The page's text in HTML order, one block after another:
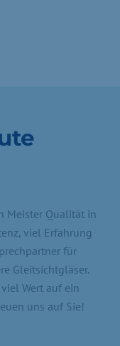
Meister Qualität in
viel Erfahrung
für
Gleitsichtgläser.
Wert auf ein
uns auf Sie!